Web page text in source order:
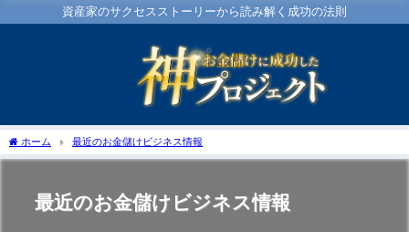
資産家のサクセスストーリーから読み解く成功の法則
ホーム 最近のお金儲けビジネス情報
最近のお金儲けビジネス情報